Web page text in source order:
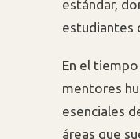
estándar,
estudiantes
En el
mentores
esenciales
áreas que